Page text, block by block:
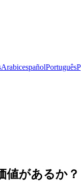
ArabicespañolPortuguês
値があるか？